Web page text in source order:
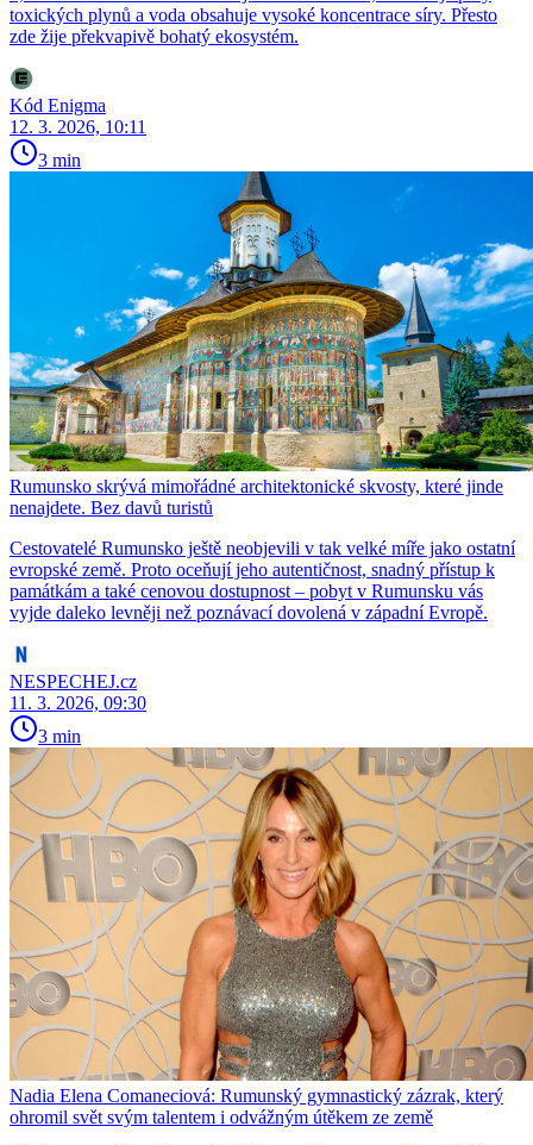
toxických plynů a voda obsahuje vysoké koncentrace síry. Přesto
zde žije překvapivě bohatý ekosystém.
Kód Enigma
12. 3. 2026, 10:11
3 min
Rumunsko skrývá mimořádné architektonické skvosty, které jinde
nenajdete. Bez davů turistů
Cestovatelé Rumunsko ještě neobjevili v tak velké míře jako ostatní
evropské země. Proto oceňují jeho autentičnost, snadný přístup k
památkám a také cenovou dostupnost – pobyt v Rumunsku vás
vyjde daleko levněji než poznávací dovolená v západní Evropě.
NESPECHEJ.cz
11. 3. 2026, 09:30
3 min
Nadia Elena Comaneciová: Rumunský gymnastický zázrak, který
ohromil svět svým talentem i odvážným útěkem ze země